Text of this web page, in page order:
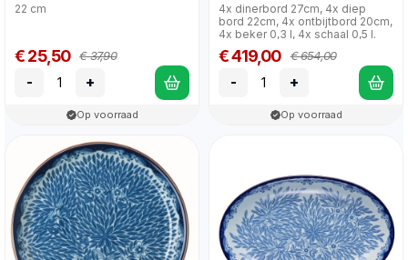
22 cm
€ 25,50 € 37,90
- +
Op voorraad
4x dinerbord 27cm, 4x diep
bord 22cm, 4x ontbijtbord 20cm,
4x beker 0,3 l, 4x schaal 0,5 l.
€ 419,00 € 654,00
- +
Op voorraad